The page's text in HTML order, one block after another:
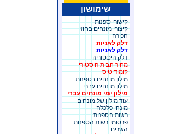
שימושון
קישורי ספנות
קיצורי מונחים בחוזי
חכירה
דלק לאניות
דלק לאניות
דלק היסטוריה
מחיר חבית היסטורי
קומודיטיס
מילון מונחים בספנות
מילון מונחים עברי
מילון ימי מונחים עברי
עוד מילון של מונחים
מונחי כלכלה
רשות הספנות
פרסומי רשות הספנות
השרים